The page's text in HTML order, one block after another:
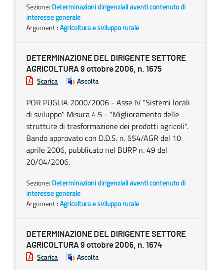
Sezione: Determinazioni dirigenziali aventi contenuto di
interesse generale
Argomenti:Agricoltura e sviluppo rurale
DETERMINAZIONE DEL DIRIGENTE SETTORE
AGRICOLTURA 9 ottobre 2006, n. 1675
Scarica Ascolta
POR PUGLIA 2000/2006 - Asse IV "Sistemi locali
di sviluppo" Misura 4.5 - "Miglioramento delle
strutture di trasformazione dei prodotti agricoli".
Bando approvato con D.D.S. n. 554/AGR del 10
aprile 2006, pubblicato nel BURP n. 49 del
20/04/2006.
Sezione: Determinazioni dirigenziali aventi contenuto di
interesse generale
Argomenti:Agricoltura e sviluppo rurale
DETERMINAZIONE DEL DIRIGENTE SETTORE
AGRICOLTURA 9 ottobre 2006, n. 1674
Scarica Ascolta